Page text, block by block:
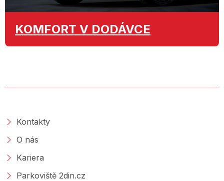
KOMFORT V DODÁVCE
Kontakty
O nás
Kariera
Parkoviště 2din.cz